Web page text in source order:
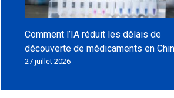
Comment l’IA réduit les délais de
découverte de médicaments en
27 juillet 2026